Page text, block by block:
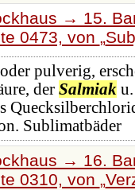
→ 15.
0473, von
pulverig,
der Salmiaku.
Sublimatbäder
→ 16.
0310, von